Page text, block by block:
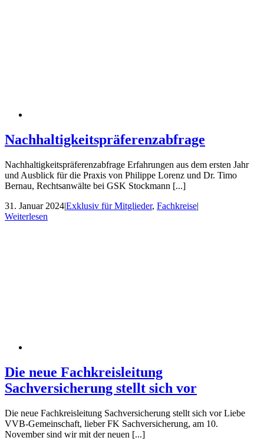
Nachhaltigkeitspräferenzabfrage
Nachhaltigkeitspräferenzabfrage Erfahrungen aus dem ersten Jahr
und Ausblick für die Praxis von Philippe Lorenz und Dr. Timo
Bernau, Rechtsanwälte bei GSK Stockmann [...]
31. Januar 2024|Exklusiv für Mitglieder, Fachkreise|
Weiterlesen
Die neue Fachkreisleitung
Sachversicherung stellt sich vor
Die neue Fachkreisleitung Sachversicherung stellt sich vor Liebe
VVB-Gemeinschaft, lieber FK Sachversicherung, am 10.
November sind wir mit der neuen [...]